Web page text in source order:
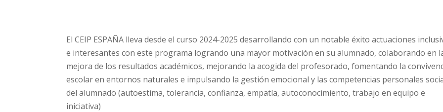
El CEIP ESPAÑA lleva desde el curso 2024-2025 desarrollando con un notable éxito actuaciones
e interesantes con este programa logrando una mayor motivación en su alumnado, colaborando en
mejora de los resultados académicos, mejorando la acogida del profesorado, fomentando la
escolar en entornos naturales e impulsando la gestión emocional y las competencias personales
del alumnado (autoestima, tolerancia, confianza, empatía, autoconocimiento, trabajo en equipo e
iniciativa)